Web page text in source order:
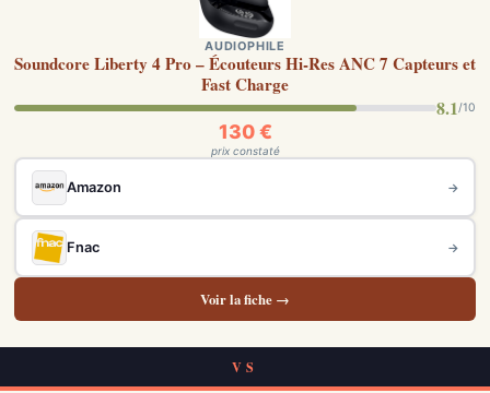
AUDIOPHILE
Soundcore Liberty 4 Pro – Écouteurs Hi-Res ANC 7 Capteurs et
Fast Charge
8.1/10
130 €
prix constaté
Amazon →
Fnac →
Voir la fiche →
VS